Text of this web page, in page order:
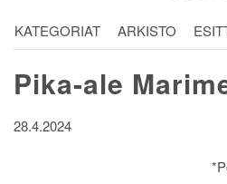
KATEGORIAT ARKISTO
Pika-ale
28.4.2024